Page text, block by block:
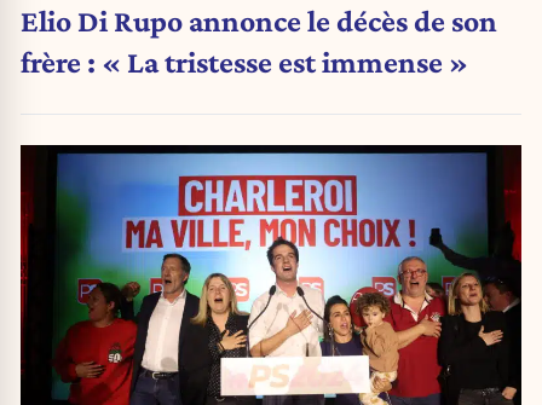
Elio Di Rupo annonce le décès de son
frère : « La tristesse est immense »